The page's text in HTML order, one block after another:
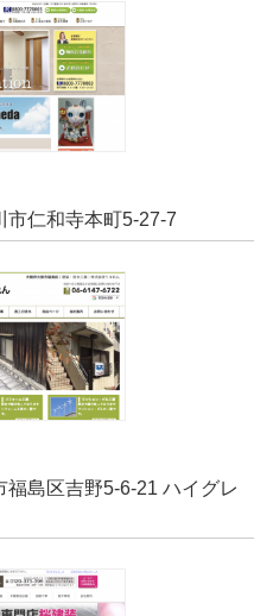
市仁和寺本町5-27-7
島区吉野5-6-21 ハイグレ